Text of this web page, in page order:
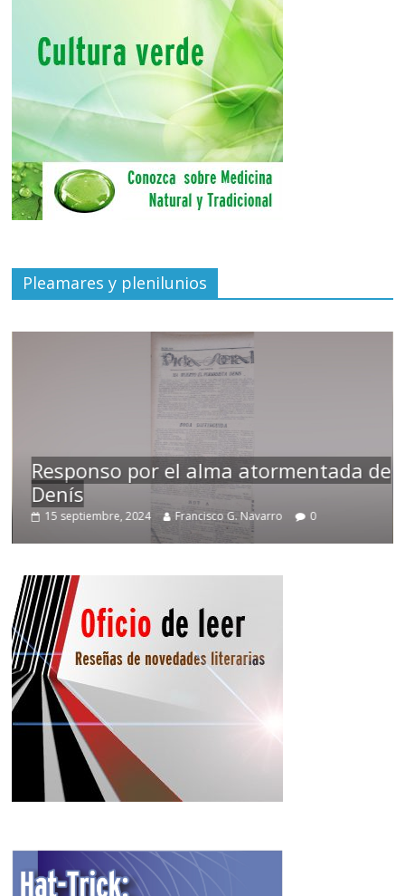
Pleamares y plenilunios
Responso por el alma atormentada de
Denís
15 septiembre, 2024 Francisco G. Navarro 0